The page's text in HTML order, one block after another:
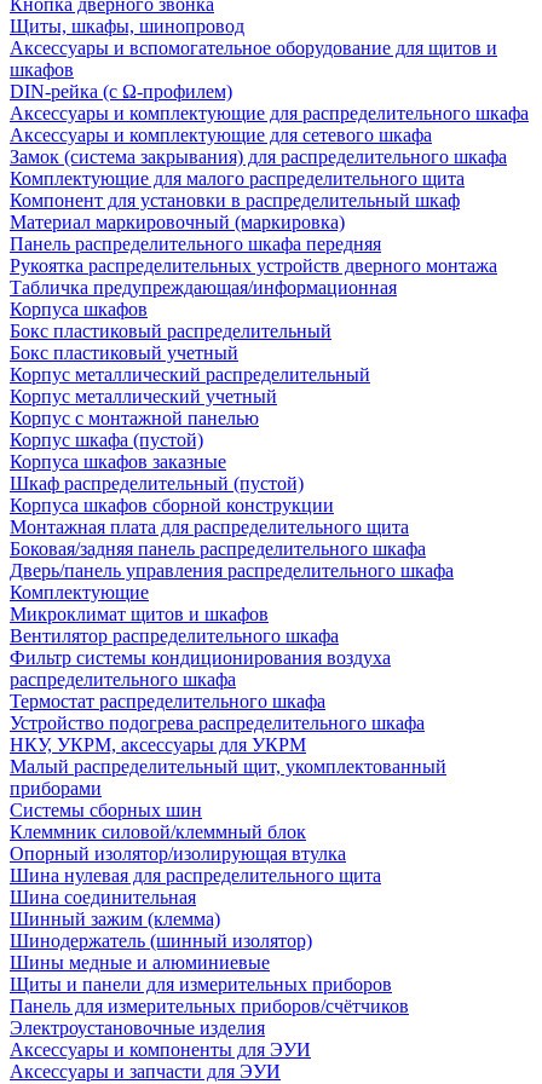
Кнопка дверного звонка
Щиты, шкафы, шинопровод
Аксессуары и вспомогательное оборудование для щитов и
шкафов
DIN-рейка (с Ω-профилем)
Аксессуары и комплектующие для распределительного шкафа
Аксессуары и комплектующие для сетевого шкафа
Замок (система закрывания) для распределительного шкафа
Комплектующие для малого распределительного щита
Компонент для установки в распределительный шкаф
Материал маркировочный (маркировка)
Панель распределительного шкафа передняя
Рукоятка распределительных устройств дверного монтажа
Табличка предупреждающая/информационная
Корпуса шкафов
Бокс пластиковый распределительный
Бокс пластиковый учетный
Корпус металлический распределительный
Корпус металлический учетный
Корпус с монтажной панелью
Корпус шкафа (пустой)
Корпуса шкафов заказные
Шкаф распределительный (пустой)
Корпуса шкафов сборной конструкции
Монтажная плата для распределительного щита
Боковая/задняя панель распределительного шкафа
Дверь/панель управления распределительного шкафа
Комплектующие
Микроклимат щитов и шкафов
Вентилятор распределительного шкафа
Фильтр системы кондиционирования воздуха
распределительного шкафа
Термостат распределительного шкафа
Устройство подогрева распределительного шкафа
НКУ, УКРМ, аксессуары для УКРМ
Малый распределительный щит, укомплектованный
приборами
Системы сборных шин
Клеммник силовой/клеммный блок
Опорный изолятор/изолирующая втулка
Шина нулевая для распределительного щита
Шина соединительная
Шинный зажим (клемма)
Шинодержатель (шинный изолятор)
Шины медные и алюминиевые
Щиты и панели для измерительных приборов
Панель для измерительных приборов/счётчиков
Электроустановочные изделия
Аксессуары и компоненты для ЭУИ
Аксессуары и запчасти для ЭУИ